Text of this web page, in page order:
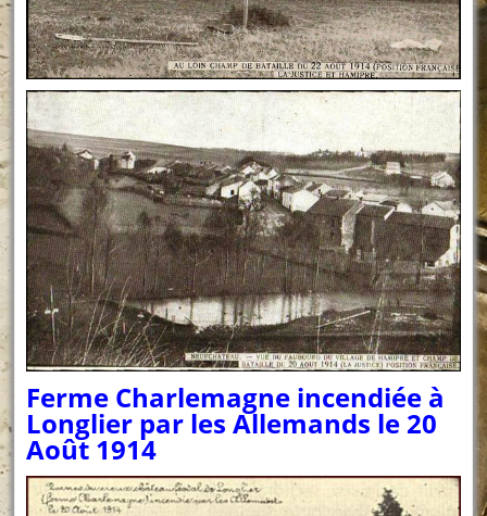
Ferme Charlemagne incendiée à
Longlier par les Allemands le 20
Août 1914